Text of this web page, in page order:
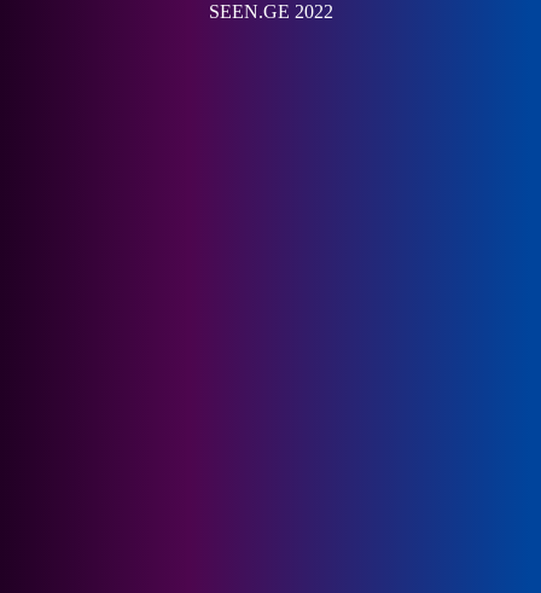
SEEN.GE 2022